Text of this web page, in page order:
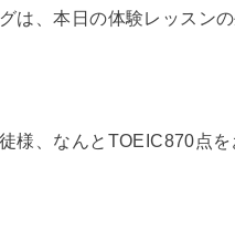
は、本日の体験レッスン
様、なんとTOEIC870点